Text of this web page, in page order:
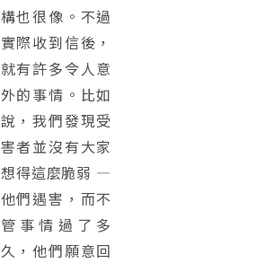
構也很像。不過
實際收到信後，
就有許多令人意
外的事情。比如
說，我們發現受
害者並沒有大家
想得這麼脆弱 —
他們遇害，而不
管事情過了多
久，他們願意回